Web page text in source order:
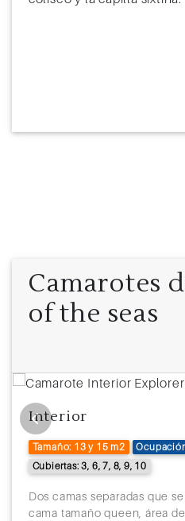
Camarotes
of the seas
Interior
Tamaño: 13 y 15 m2
Cubiertas: 3, 6, 7, 8, 9, 10
Dos camas separadas que
cama tamaño queen, área